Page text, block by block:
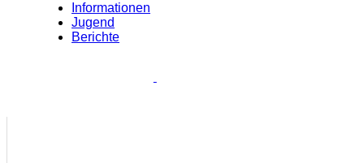
Informationen
Jugend
Berichte